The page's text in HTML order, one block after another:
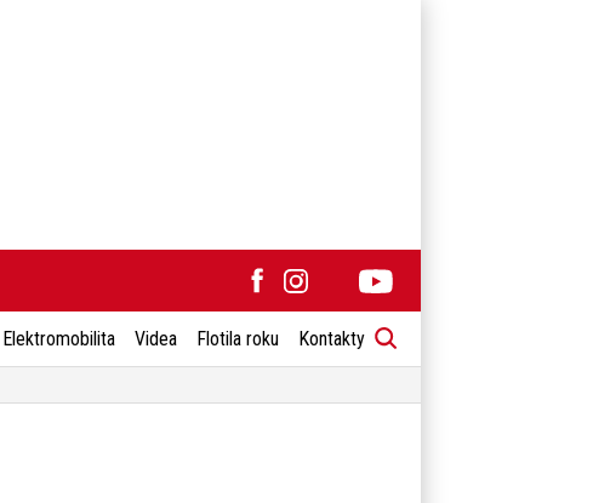
Elektromobilita Videa Flotila roku Kontakty